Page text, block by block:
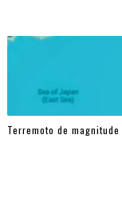
Terremoto de